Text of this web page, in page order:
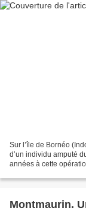
Sur l’île de Bornéo
d’un individu amputé
années à cette
Montmaurin.